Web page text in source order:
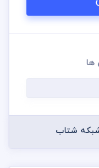
ها
شبکه شتاب
دانلود
استفاده
خریدار می
می باشد